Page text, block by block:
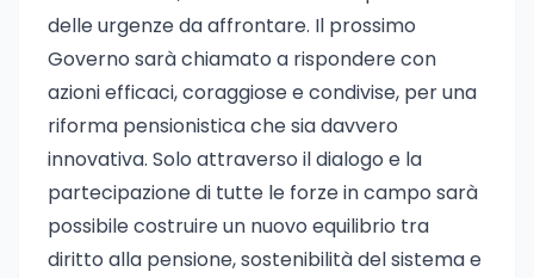
delle urgenze da affrontare. Il prossimo
Governo sarà chiamato a rispondere con
azioni efficaci, coraggiose e condivise, per una
riforma pensionistica che sia davvero
innovativa. Solo attraverso il dialogo e la
partecipazione di tutte le forze in campo sarà
possibile costruire un nuovo equilibrio tra
diritto alla pensione, sostenibilità del sistema e